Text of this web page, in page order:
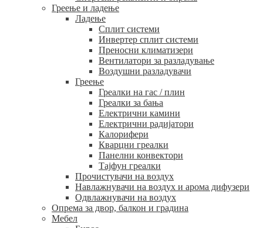
Греење и ладење
Ладење
Сплит системи
Инвертер сплит системи
Преносни климатизери
Вентилатори за разладување
Воздушни разладувачи
Греење
Греалки на гас / плин
Греалки за бања
Електрични камини
Електрични радијатори
Калорифери
Кварцни греалки
Панелни конвектори
Тајфун греалки
Прочистувачи на воздух
Навлажнувачи на воздух и арома дифузери
Одвлажнувачи на воздух
Опрема за двор, балкон и градина
Мебел